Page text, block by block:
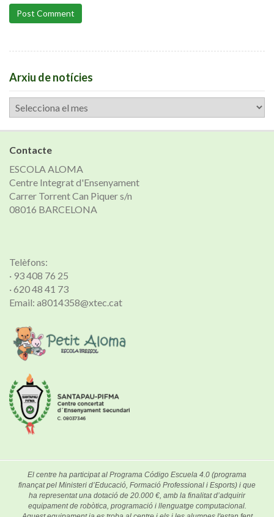
Post Comment
Arxiu de notícies
Arxiu
de
notícies
Contacte
ESCOLA ALOMA
Centre Integrat d'Ensenyament
Carrer Torrent Can Piquer s/n
08016 BARCELONA
Telèfons:
· 93 408 76 25
· 620 48 41 73
Email: a8014358@xtec.cat
El centre ha participat al Programa Código Escuela 4.0 (programa
finançat pel Ministeri d’Educació, Formació Professional i Esports) i que
ha representat una dotació de 20.000 €, amb la finalitat d’adquirir
equipament de robòtica, programació i llenguatge computacional.